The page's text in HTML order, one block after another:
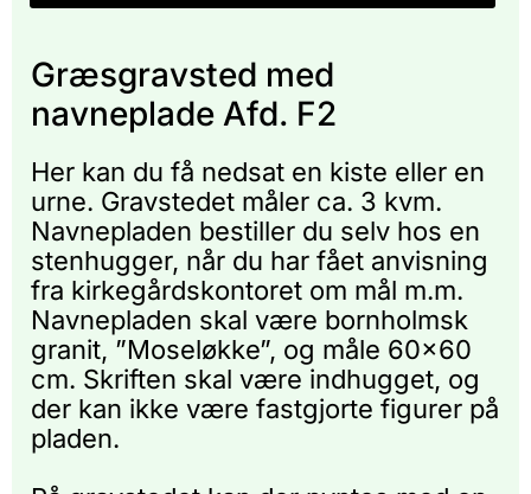
Græsgravsted med
navneplade Afd. F2
Her kan du få nedsat en kiste eller en
urne. Gravstedet måler ca. 3 kvm.
Navnepladen bestiller du selv hos en
stenhugger, når du har fået anvisning
fra kirkegårdskontoret om mål m.m.
Navnepladen skal være bornholmsk
granit, ”Moseløkke”, og måle 60x60
cm. Skriften skal være indhugget, og
der kan ikke være fastgjorte figurer på
pladen.